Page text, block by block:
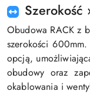
Szerokość
Obudowa RACK z
szerokości
opcją,
obudowy oraz
okablowania i